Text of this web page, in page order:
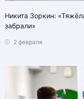
Никита Зоркин:
забрали»
2 февраля